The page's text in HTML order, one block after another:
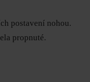
postavení nohou.
propnuté.